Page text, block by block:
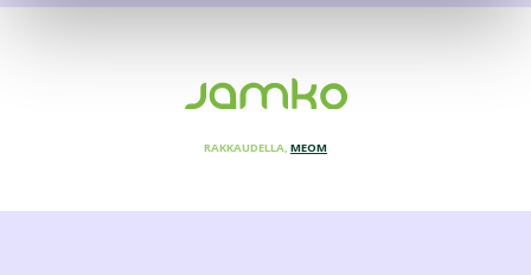
RAKKAUDELLA, MEOM